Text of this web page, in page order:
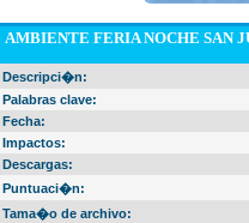
AMBIENTE FERIA NOCHE SAN
Descripci�n:
Palabras clave:
Fecha:
Impactos:
Descargas:
Puntuaci�n:
Tama�o de archivo: